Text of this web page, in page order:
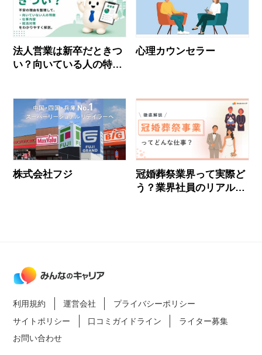
法人営業は新卒だときつ
い？向いている人の特
心理カウンセラー
株式会社フジ
冠婚葬祭業界って実際ど
う？業界社員のリアルな
利用規約 運営会社
プライバシーポリシー
サイトポリシー
口コミガイドライン
ライター募集
お問い合わせ